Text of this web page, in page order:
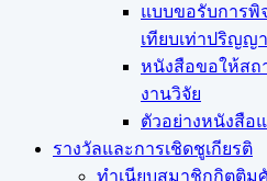
แบบขอรับการ
เทียบเท่าปริญญ
หนังสือขอให้สถ
งานวิจัย
ตัวอย่างหนังสือ
รางวัลและการเชิดชูเกียรติ
ทำเนียบสมาชิกกิตติม